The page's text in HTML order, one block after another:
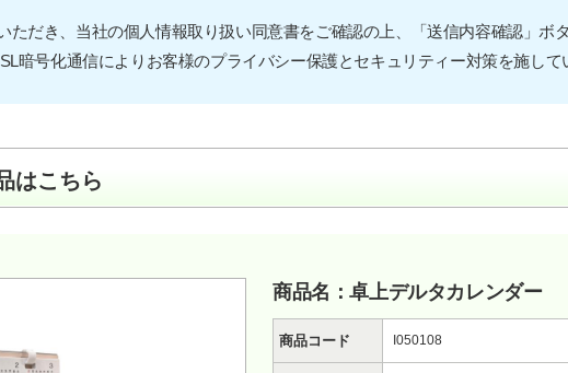
ただき、当社の個人情報取り扱い同意書をご確認の上、「送信内容確認」ボ
暗号化通信によりお客様のプライバシー保護とセキュリティー対策を施して
はこちら
商品名：卓上デルタカレンダー
商品コード I050108